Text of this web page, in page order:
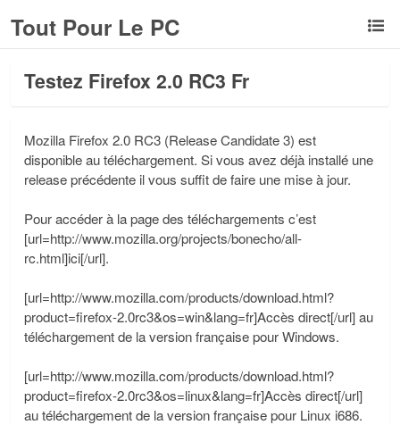
Tout Pour Le PC
Testez Firefox 2.0 RC3 Fr
Mozilla Firefox 2.0 RC3 (Release Candidate 3) est
disponible au téléchargement. Si vous avez déjà installé une
release précédente il vous suffit de faire une mise à jour.
Pour accéder à la page des téléchargements c’est
[url=http://www.mozilla.org/projects/bonecho/all-
rc.html]ici[/url].
[url=http://www.mozilla.com/products/download.html?
product=firefox-2.0rc3&os=win&lang=fr]Accès direct[/url] au
téléchargement de la version française pour Windows.
[url=http://www.mozilla.com/products/download.html?
product=firefox-2.0rc3&os=linux&lang=fr]Accès direct[/url]
au téléchargement de la version française pour Linux i686.